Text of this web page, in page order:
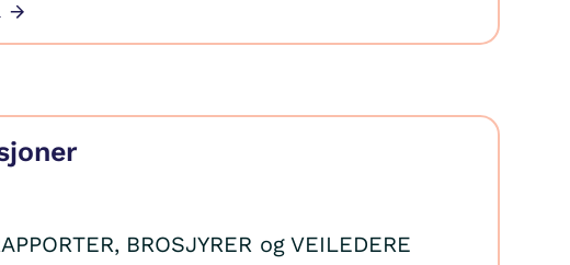
BROSJYRER og VEILEDERE